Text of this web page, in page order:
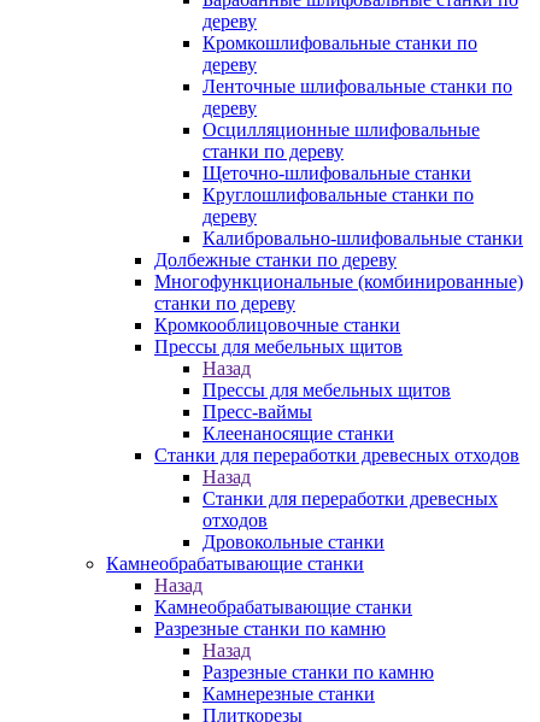
дереву
Кромкошлифовальные станки по
дереву
Ленточные шлифовальные станки по
дереву
Осцилляционные шлифовальные
станки по дереву
Щеточно-шлифовальные станки
Круглошлифовальные станки по
дереву
Калибровально-шлифовальные станки
Долбежные станки по дереву
Многофункциональные (комбинированные)
станки по дереву
Кромкооблицовочные станки
Прессы для мебельных щитов
Назад
Прессы для мебельных щитов
Пресс-ваймы
Клеенаносящие станки
Станки для переработки древесных отходов
Назад
Станки для переработки древесных
отходов
Дровокольные станки
Камнеобрабатывающие станки
Назад
Камнеобрабатывающие станки
Разрезные станки по камню
Назад
Разрезные станки по камню
Камнерезные станки
Плиткорезы